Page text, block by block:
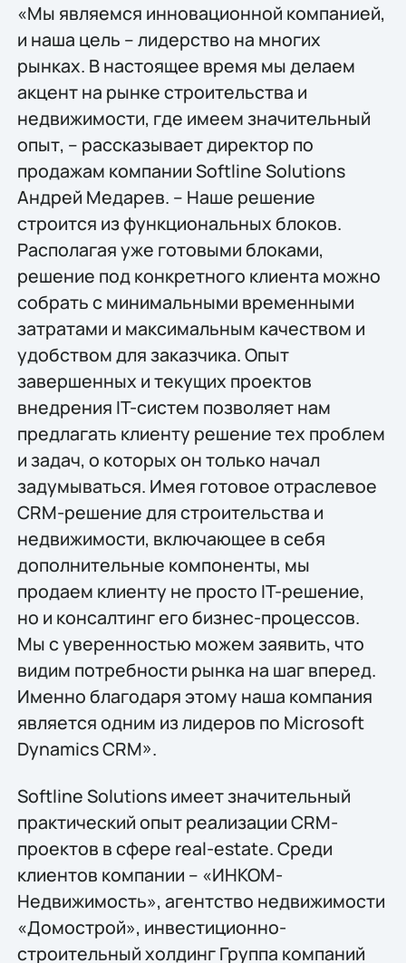
«Мы являемся инновационной компанией,
и наша цель – лидерство на многих
рынках. В настоящее время мы делаем
акцент на рынке строительства и
недвижимости, где имеем значительный
опыт, – рассказывает директор по
продажам компании Softline Solutions
Андрей Медарев. – Наше решение
строится из функциональных блоков.
Располагая уже готовыми блоками,
решение под конкретного клиента можно
собрать с минимальными временными
затратами и максимальным качеством и
удобством для заказчика. Опыт
завершенных и текущих проектов
внедрения IT-систем позволяет нам
предлагать клиенту решение тех проблем
и задач, о которых он только начал
задумываться. Имея готовое отраслевое
CRM-решение для строительства и
недвижимости, включающее в себя
дополнительные компоненты, мы
продаем клиенту не просто IT-решение,
но и консалтинг его бизнес-процессов.
Мы с уверенностью можем заявить, что
видим потребности рынка на шаг вперед.
Именно благодаря этому наша компания
является одним из лидеров по Microsoft
Dynamics CRM».
Softline Solutions имеет значительный
практический опыт реализации CRM-
проектов в сфере real-estate. Среди
клиентов компании – «ИНКОМ-
Недвижимость», агентство недвижимости
«Домострой», инвестиционно-
строительный холдинг Группа компаний